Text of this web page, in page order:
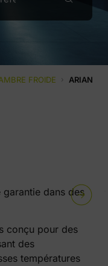
FROIDE › ARIAN
dans des
conçu pour des
des
températures